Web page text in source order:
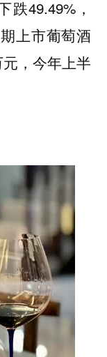
跌49.49%，
上市葡萄酒
，今年上半